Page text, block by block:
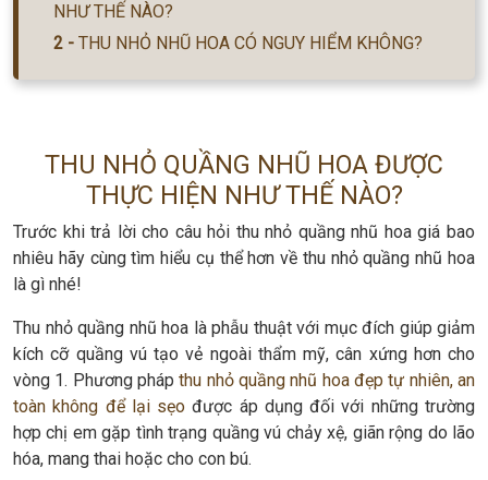
NHƯ THẾ NÀO?
THU NHỎ NHŨ HOA CÓ NGUY HIỂM KHÔNG?
THU NHỎ QUẦNG NHŨ HOA ĐƯỢC
THỰC HIỆN NHƯ THẾ NÀO?
Trước khi trả lời cho câu hỏi thu nhỏ quầng nhũ hoa giá bao
nhiêu hãy cùng tìm hiểu cụ thể hơn về thu nhỏ quầng nhũ hoa
là gì nhé!
Thu nhỏ quầng nhũ hoa là phẫu thuật với mục đích giúp giảm
kích cỡ quầng vú tạo vẻ ngoài thẩm mỹ, cân xứng hơn cho
vòng 1. Phương phápthu nhỏ quầng nhũ hoa đẹp tự nhiên, an
toàn không để lại sẹo được áp dụng đối với những trường
hợp chị em gặp tình trạng quầng vú chảy xệ, giãn rộng do lão
hóa, mang thai hoặc cho con bú.